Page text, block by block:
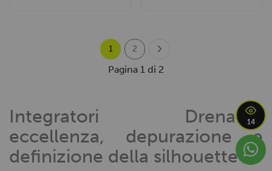
1 2
Pagina 1 di 2
Integratori Drenanti:
eccellenza, depurazione e
definizione della silhouette
14